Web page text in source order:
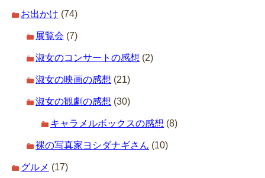
お出かけ (74)
展覧会 (7)
淑女のコンサートの感想 (2)
淑女の映画の感想 (21)
淑女の観劇の感想 (30)
キャラメルボックスの感想 (8)
裸の写真家ヨシダナギさん (10)
グルメ (17)